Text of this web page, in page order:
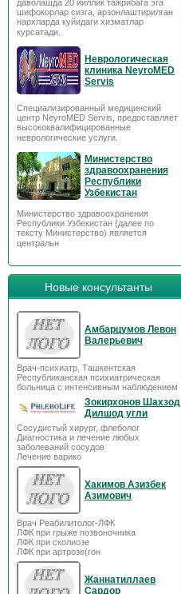
даволашда 20 йиллик тажрибага эга
шифокорлар сизга, арзонлаштирилган
нархларда куйидаги хизматлар
курсатади.
Неврологическая
клиника NeyroMED
Servis
Специализированный медицинский
центр NeyroMED Servis, предоставляет
высококвалифицированные
неврологические услуги.
Министерство
здравоохранения
Республики
Узбекистан
Министерство здравоохранения
Республики Узбекистан (далее по
тексту Министерство) является
центральн
Новые консультанты
Амбарцумов Левон
Валерьевич
Врач-психиатр, Ташкентская
Республиканская психиатрическая
больница с интенсивным наблюдением
Зокирхонов Шахзод
Дилшод угли
Сосудистый хирург, флеболог
Диагностика и лечение любых
заболеваний сосудов
Лечение варико
Хакимов Азизбек
Азимович
Врач Реабилитолог-ЛФК
ЛФК при грыже позвоночника
ЛФК при сколиозе
ЛФК при артрозе(гон
Жаннатиллаев
Сардор